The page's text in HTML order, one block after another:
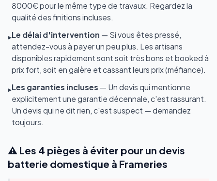
8000€ pour le même type de travaux. Regardez la
qualité des finitions incluses.
▸Le délai d'intervention — Si vous êtes pressé,
attendez-vous à payer un peu plus. Les artisans
disponibles rapidement sont soit très bons et booked à
prix fort, soit en galère et cassant leurs prix (méfiance).
▸Les garanties incluses — Un devis qui mentionne
explicitement une garantie décennale, c'est rassurant.
Un devis qui ne dit rien, c'est suspect — demandez
toujours.
⚠️ Les 4 pièges à éviter pour un devis
batterie domestique à Frameries